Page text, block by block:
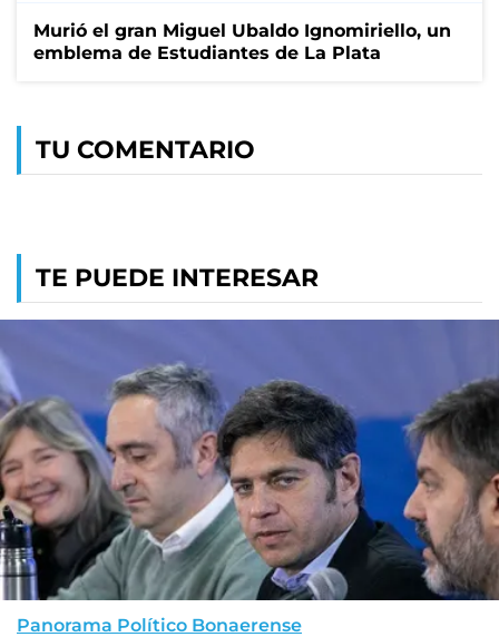
Murió el gran Miguel Ubaldo Ignomiriello, un
emblema de Estudiantes de La Plata
TU COMENTARIO
TE PUEDE INTERESAR
Panorama Político Bonaerense